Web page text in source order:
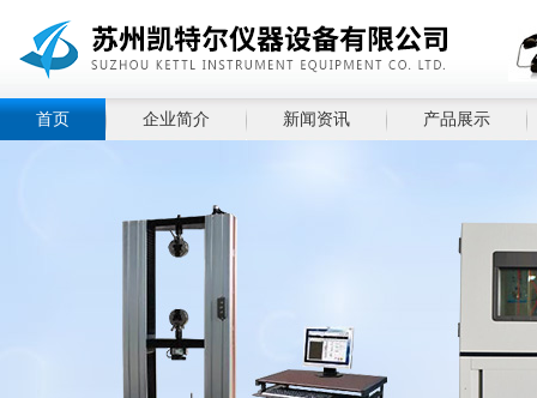
首页 企业简介 新闻资讯 产品展示